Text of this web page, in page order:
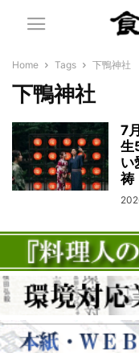
Home Tags 下鴨神社
下鴨神社
7
生
い
祷